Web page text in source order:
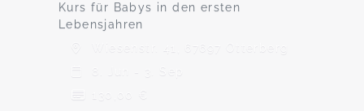
Kurs für Babys in den ersten
Lebensjahren
Wiesenstr. 41, 67697 Otterberg
8. Jun - 3. Sep
130,00 €